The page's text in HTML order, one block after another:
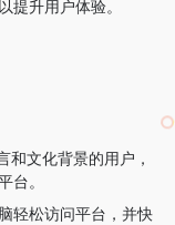
提升用户体验。
文化背景的用户，
台。
轻松访问平台，并快